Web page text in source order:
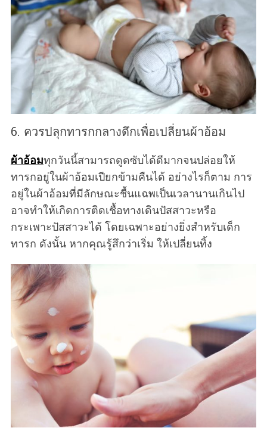
6. ควรปลุกทารกกลางดึกเพื่อเปลี่ยนผ้าอ้อม
ผ้าอ้อมทุกวันนี้สามารถดูดซับได้ดีมากจนปล่อยให้
ทารกอยู่ในผ้าอ้อมเปียกข้ามคืนได้ อย่างไรก็ตาม การ
อยู่ในผ้าอ้อมที่มีลักษณะชื้นแฉพเป็นเวลานานเกินไป
อาจทำให้เกิดการติดเชื้อทางเดินปัสสาวะหรือ
กระเพาะปัสสาวะได้ โดยเฉพาะอย่างยิ่งสำหรับเด็ก
ทารก ดังนั้น หากคุณรู้สึกว่าเริ่ม ให้เปลี่ยนทิ้ง